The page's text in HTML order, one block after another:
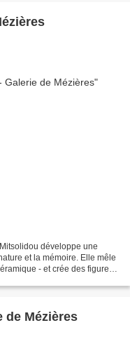
développe une
et la mémoire. Elle mêle
- et crée des figures
de Mézières